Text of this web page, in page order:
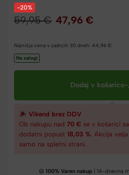
-20%
59,95€ 47,96 €
Najnižja cena v zadnjih 30 dneh: 44,96 €
Na zalogi
Dodaj v košarico-
Vikend brez DDV
Ob nakupu nad 70 € se v košarici
dodatni popust 18,03 % . Akcija
samo na spletni strani.
100% Varen nakup | 14-dnevna